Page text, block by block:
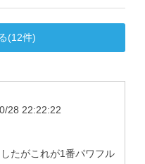
(12件)
28 22:22:22
たがこれが1番パワフル